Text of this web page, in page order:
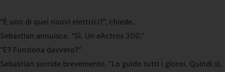
"È uno di quei nuovi elettrici?", chiede.
Sebastian annuisce. "Sì. Un eActros 300."
"E? Funziona davvero?"
Sebastian sorride brevemente. "Lo guido tutti i giorni. Quindi sì,